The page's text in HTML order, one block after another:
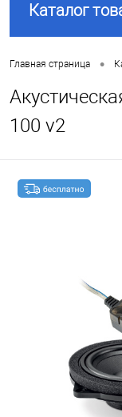
Каталог
Главная страница •
100 v2